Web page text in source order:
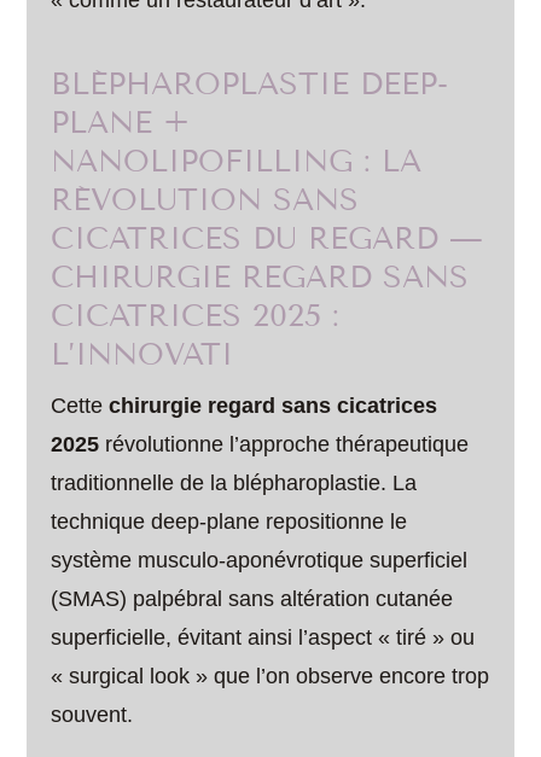
BLÉPHAROPLASTIE DEEP-
PLANE +
NANOLIPOFILLING : LA
RÉVOLUTION SANS
CICATRICES DU REGARD —
CHIRURGIE REGARD SANS
CICATRICES 2025 :
L’INNOVATI
Cettechirurgie regard sans cicatrices
2025 révolutionne l’approche thérapeutique
traditionnelle de la blépharoplastie. La
technique deep-plane repositionne le
système musculo-aponévrotique superficiel
(SMAS) palpébral sans altération cutanée
superficielle, évitant ainsi l’aspect « tiré » ou
« surgical look » que l’on observe encore trop
souvent.